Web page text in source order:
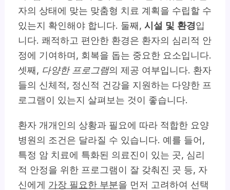
자의 상태에 맞는 맞춤형 치료 계획을 수립할 수
있는지 확인해야 합니다. 둘째,시설 및 환경입
니다. 쾌적하고 편안한 환경은 환자의 심리적 안
정에 기여하며, 회복을 돕는 중요한 요소입니다.
셋째, 다양한 프로그램의 제공 여부입니다. 환자
들의 신체적, 정신적 건강을 지원하는 다양한 프
로그램이 있는지 살펴보는 것이 좋습니다.
환자 개개인의 상황과 필요에 따라 적합한 요양
병원의 조건은 달라질 수 있습니다. 예를 들어,
특정 암 치료에 특화된 의료진이 있는 곳, 심리
적 안정을 위한 프로그램이 잘 갖춰진 곳 등, 자
신에게 가장 필요한 부분을 먼저 고려하여 선택